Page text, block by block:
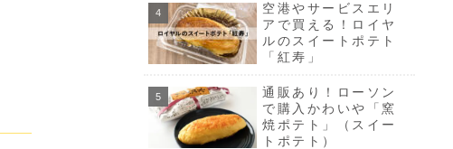
空港やサービスエリ
アで買える！ロイヤ
ルのスイートポテト
「紅寿」
通販あり！ローソン
で購入かわいや「窯
焼ポテト」（スイー
トポテト）